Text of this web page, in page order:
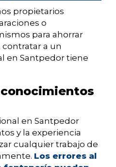
propietarios
o
para ahorrar
a un
en Santpedor tiene
en Santpedor
y la experiencia
cualquier trabajo de
Los errores al